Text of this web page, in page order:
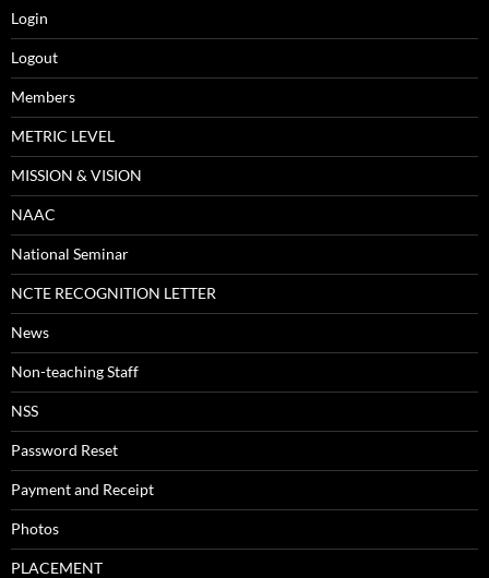
Login
Logout
Members
METRIC LEVEL
MISSION & VISION
NAAC
National Seminar
NCTE RECOGNITION LETTER
News
Non-teaching Staff
NSS
Password Reset
Payment and Receipt
Photos
PLACEMENT